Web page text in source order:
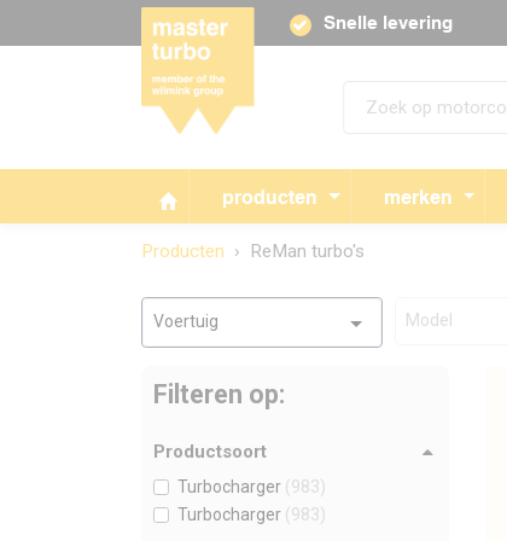
producten merken
Snelle levering
Producten ReMan turbo's
Voertuig Model
Filteren op:
Productsoort
Turbocharger (983)
Turbocharger (983)